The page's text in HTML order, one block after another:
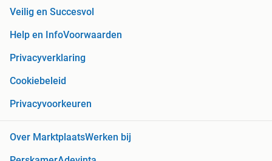
Veilig en Succesvol
Help en InfoVoorwaarden
Privacyverklaring
Cookiebeleid
Privacyvoorkeuren
Over MarktplaatsWerken bij